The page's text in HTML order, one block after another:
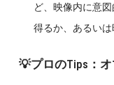
ど、映像内に意
得るか、あるい
💡プロのTips：